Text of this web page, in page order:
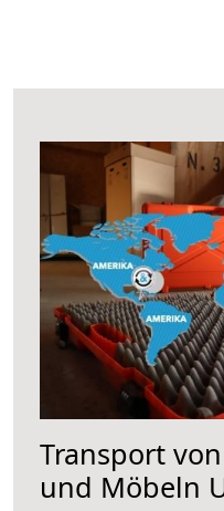
Transport
und Möbeln